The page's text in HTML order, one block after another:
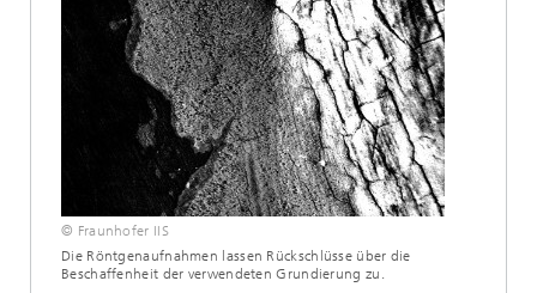
© Fraunhofer IIS
Die Röntgenaufnahmen lassen Rückschlüsse über die
Beschaffenheit der verwendeten Grundierung zu.